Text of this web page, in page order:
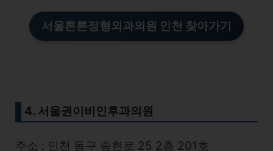
서울튼튼정형외과의원 인천 찾아가기
4. 서울권이비인후과의원
주소 : 인천 동구 송현로 25 2층 201호